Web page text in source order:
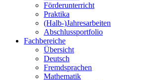
Förderunterricht
Praktika
(Halb-)Jahresarbeiten
Abschlussportfolio
Fachbereiche
Übersicht
Deutsch
Fremdsprachen
Mathematik